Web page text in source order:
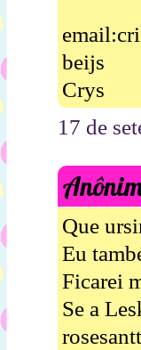
beijs
Crys
17 de
Que
Eu
Ficarei
Se a